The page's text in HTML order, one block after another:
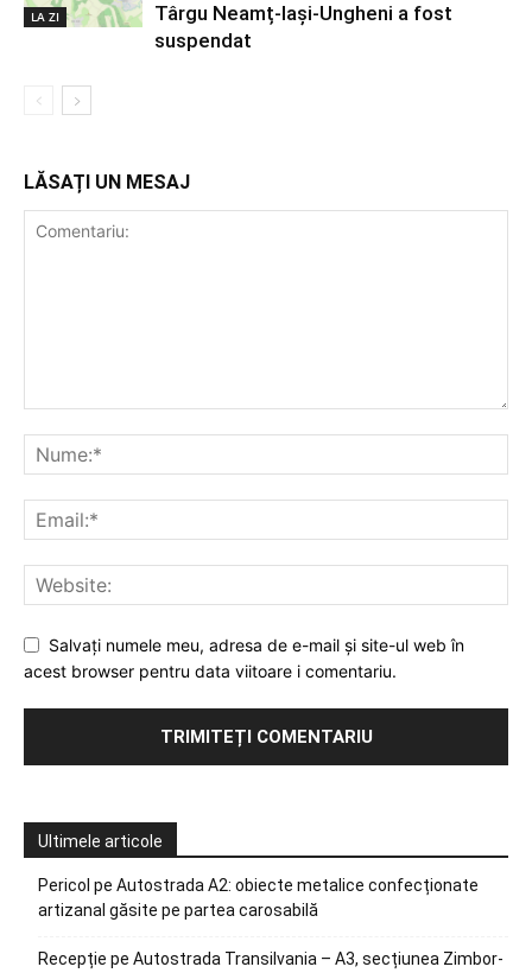
LA ZI
Târgu Neamț-Iași-Ungheni a fost
suspendat
LĂSAȚI UN MESAJ
Salvați numele meu, adresa de e-mail și site-ul web în
acest browser pentru data viitoare i comentariu.
Ultimele articole
Pericol pe Autostrada A2: obiecte metalice confecționate
artizanal găsite pe partea carosabilă
Recepție pe Autostrada Transilvania – A3, secțiunea Zimbor-